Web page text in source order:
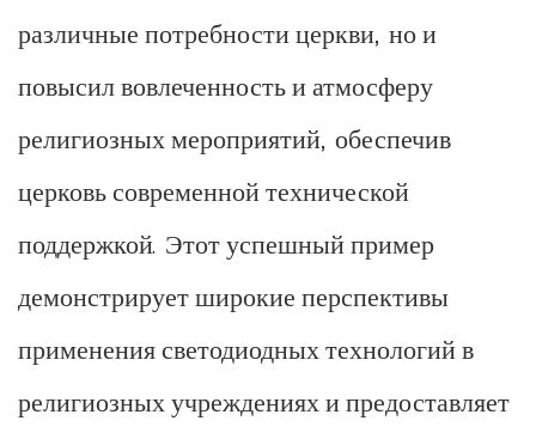
различные потребности церкви, но и
повысил вовлеченность и атмосферу
религиозных мероприятий, обеспечив
церковь современной технической
поддержкой. Этот успешный пример
демонстрирует широкие перспективы
применения светодиодных технологий в
религиозных учреждениях и предоставляет